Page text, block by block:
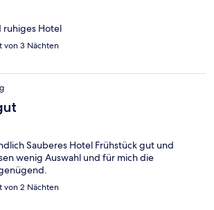
ruhiges Hotel
von 3 Nächten
Sauberes Hotel Frühstück gut und
wenig Auswahl und für mich die
von 2 Nächten